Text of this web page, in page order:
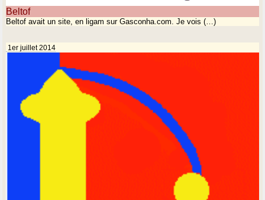
Beltof
Beltof avait un site, en ligam sur Gasconha.com. Je vois (…)
1er juillet 2014